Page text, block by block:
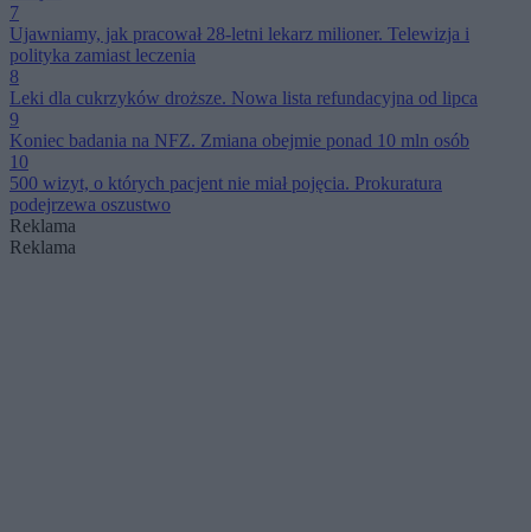
7
Ujawniamy, jak pracował 28-letni lekarz milioner. Telewizja i
polityka zamiast leczenia
8
Leki dla cukrzyków droższe. Nowa lista refundacyjna od lipca
9
Koniec badania na NFZ. Zmiana obejmie ponad 10 mln osób
10
500 wizyt, o których pacjent nie miał pojęcia. Prokuratura
podejrzewa oszustwo
Reklama
Reklama